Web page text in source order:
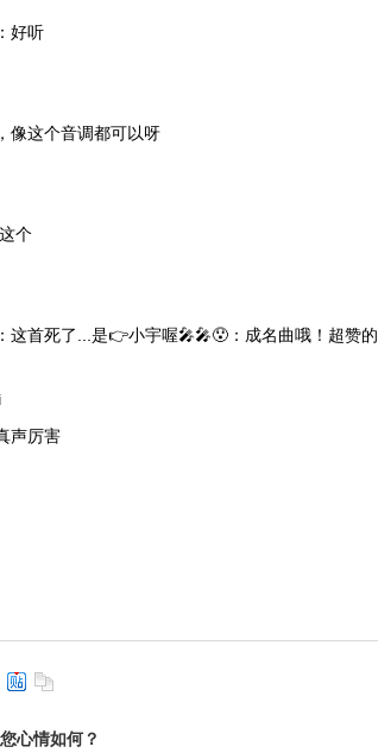
好听
像这个音调都可以呀
个
这首死了...是👉小宇喔🎤🎤😯：成名曲哦！超赞的
声厉害
心情如何？